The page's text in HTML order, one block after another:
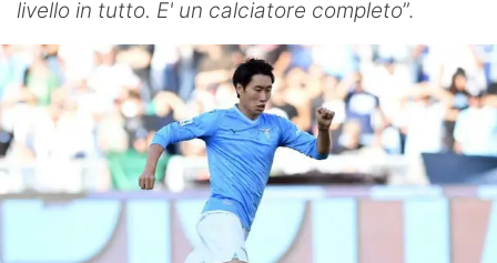
livello in tutto. E' un calciatore completo”.